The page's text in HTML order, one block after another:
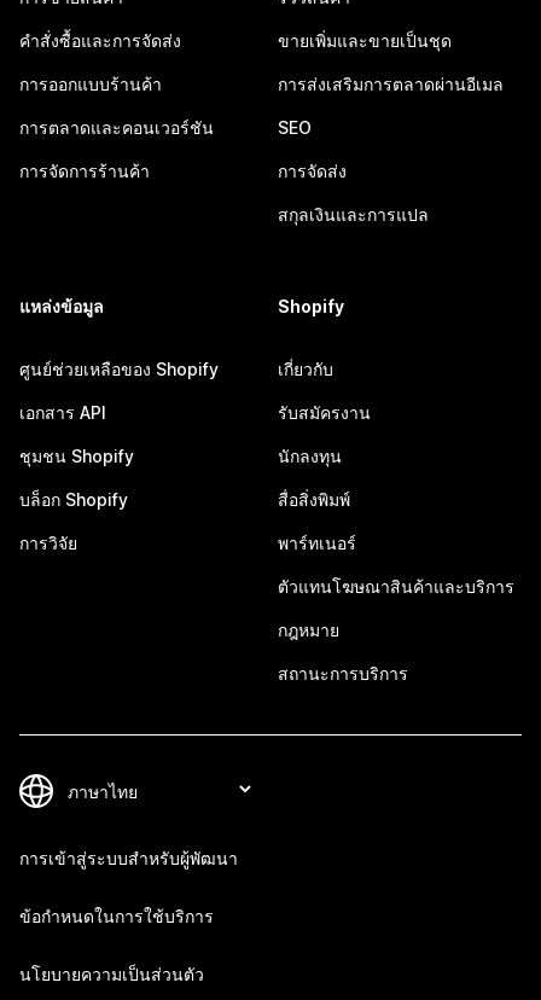
คำสั่งซื้อและการจัดส่ง
การออกแบบร้านค้า
การตลาดและคอนเวอร์ชัน
การจัดการร้านค้า
ขายเพิ่มและขายเป็นชุด
การส่งเสริมการตลาดผ่านอีเมล
SEO
การจัดส่ง
สกุลเงินและการแปล
แหล่งข้อมูล
ศูนย์ช่วยเหลือของ Shopify
เอกสาร API
ชุมชน Shopify
บล็อก Shopify
การวิจัย
Shopify
เกี่ยวกับ
รับสมัครงาน
นักลงทุน
สื่อสิ่งพิมพ์
พาร์ทเนอร์
ตัวแทนโฆษณาสินค้าและบริการ
กฎหมาย
สถานะการบริการ
การเข้าสู่ระบบสำหรับผู้พัฒนา
ข้อกำหนดในการใช้บริการ
นโยบายความเป็นส่วนตัว